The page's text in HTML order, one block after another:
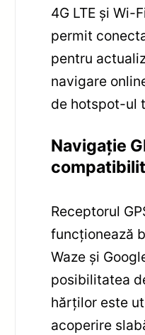
4G LTE și Wi-
permit
pentru
navigare
de hotspot-ul
Navigație
Receptorul
funcționează
Waze și
posibilitatea
hărților este
acoperire